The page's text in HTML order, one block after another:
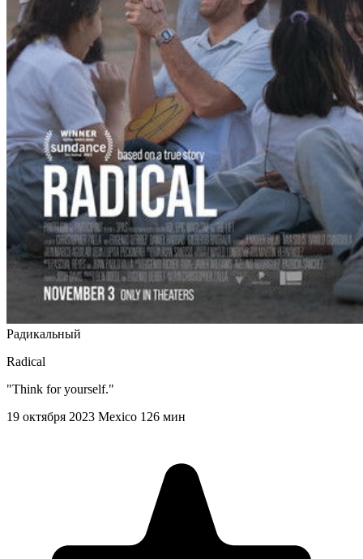
Радикальный
Radical
"Think for yourself."
19 октября 2023 Mexico 126 мин